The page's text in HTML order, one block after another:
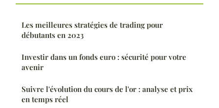
Les meilleures stratégies de trading pour
débutants en 2023
Investir dans un fonds euro : sécurité pour votre
avenir
Suivre l'évolution du cours de l'or : analyse et prix
en temps réel